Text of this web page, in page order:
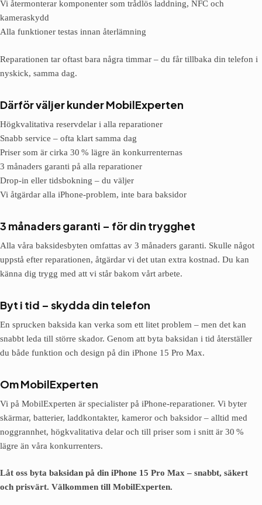
Vi återmonterar komponenter som trådlös laddning, NFC och
kameraskydd
Alla funktioner testas innan återlämning
Reparationen tar oftast bara några timmar – du får tillbaka din telefon i
nyskick, samma dag.
Därför väljer kunder MobilExperten
Högkvalitativa reservdelar i alla reparationer
Snabb service – ofta klart samma dag
Priser som är cirka 30 % lägre än konkurrenternas
3 månaders garanti på alla reparationer
Drop-in eller tidsbokning – du väljer
Vi åtgärdar alla iPhone-problem, inte bara baksidor
3 månaders garanti – för din trygghet
Alla våra baksidesbyten omfattas av 3 månaders garanti. Skulle något
uppstå efter reparationen, åtgärdar vi det utan extra kostnad. Du kan
känna dig trygg med att vi står bakom vårt arbete.
Byt i tid – skydda din telefon
En sprucken baksida kan verka som ett litet problem – men det kan
snabbt leda till större skador. Genom att byta baksidan i tid återställer
du både funktion och design på din iPhone 15 Pro Max.
Om MobilExperten
Vi på MobilExperten är specialister på iPhone-reparationer. Vi byter
skärmar, batterier, laddkontakter, kameror och baksidor – alltid med
noggrannhet, högkvalitativa delar och till priser som i snitt är 30 %
lägre än våra konkurrenters.
Låt oss byta baksidan på din iPhone 15 Pro Max – snabbt, säkert
och prisvärt. Välkommen till MobilExperten.